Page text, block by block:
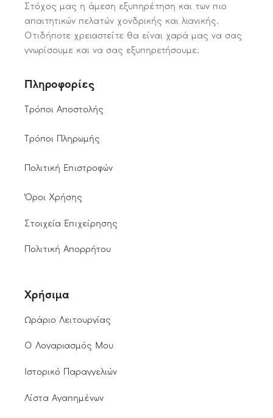
Στόχος μας η άμεση εξυπηρέτηση και των πιο
απαιτητικών πελατών χονδρικής και λιανικής.
Οτιδήποτε χρειαστείτε θα είναι χαρά μας να σας
γνωρίσουμε και να σας εξυπηρετήσουμε.
Πληροφορίες
Τρόποι Αποστολής
Τρόποι Πληρωμής
Πολιτική Επιστροφών
Όροι Χρήσης
Στοιχεία Επιχείρησης
Πολιτική Απορρήτου
Χρήσιμα
Ωράριο Λειτουργίας
Ο Λογαριασμός Μου
Ιστορικό Παραγγελιών
Λίστα Αγαπημένων